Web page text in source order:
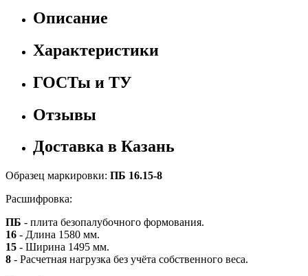
Описание
Характеристики
ГОСТы и ТУ
Отзывы
Доставка в Казань
Образец маркировки: ПБ 16.15-8
Расшифровка:
ПБ - плита безопалубочного формования.
16 - Длина 1580 мм.
15 - Ширина 1495 мм.
8 - Расчетная нагрузка без учёта собственного веса.